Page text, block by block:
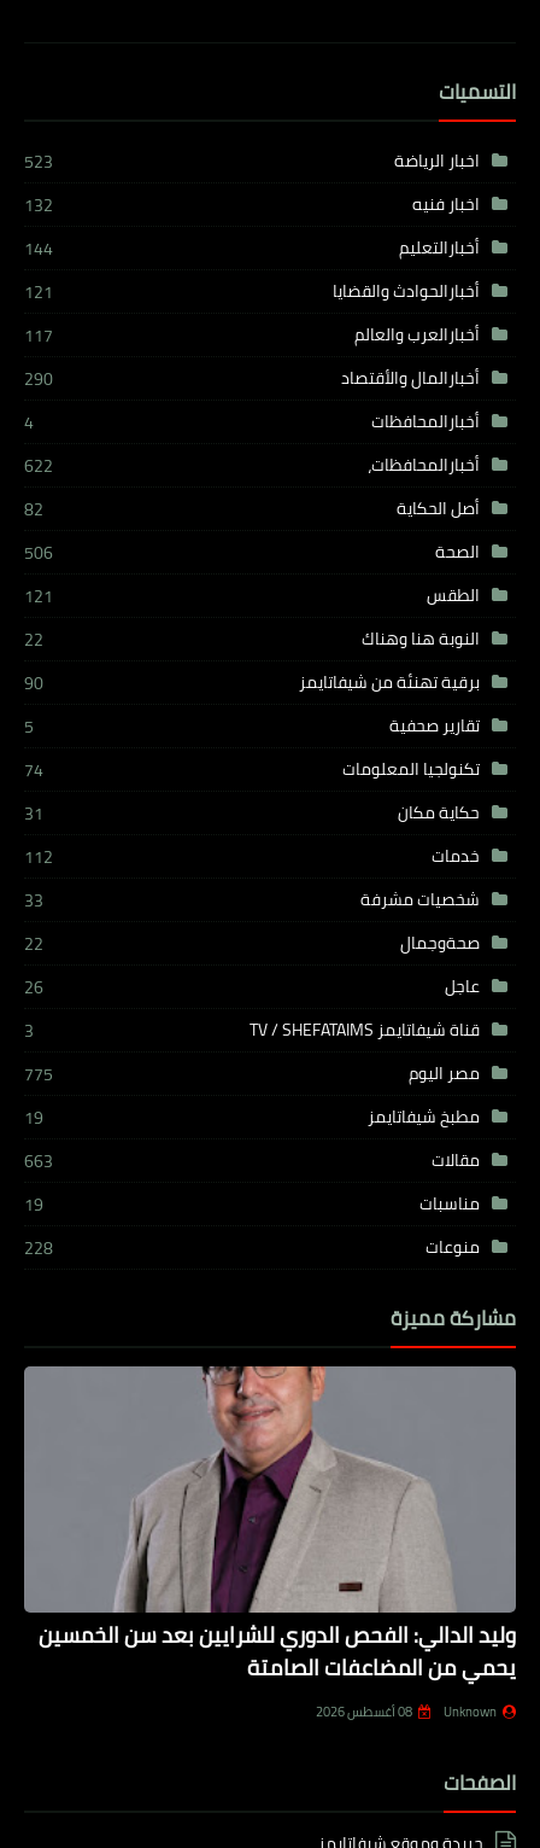
التسميات
اخبار الرياضة
523
اخبار فنيه
132
أخبارالتعليم
144
أخبارالحوادث والقضايا
121
أخبارالعرب والعالم
117
أخبارالمال والأقتصاد
290
أخبارالمحافظات
4
أخبارالمحافظات،
622
أصل الحكاية
82
الصحة
506
الطقس
121
النوبة هنا وهناك
22
برقية تهنئة من شيفاتايمز
90
تقارير صحفية
5
تكنولجيا المعلومات
74
حكاية مكان
31
خدمات
112
شخصيات مشرفة
33
صحةوجمال
22
عاجل
26
قناة شيفاتايمز TV / SHEFATAIMS
3
مصر اليوم
775
مطبخ شيفاتايمز
19
مقالات
663
مناسبات
19
منوعات
228
مشاركة مميزة
وليد الدالي: الفحص الدوري للشرايين بعد سن الخمسين
يحمي من المضاعفات الصامتة
Unknown 08 أغسطس 2026
الصفحات